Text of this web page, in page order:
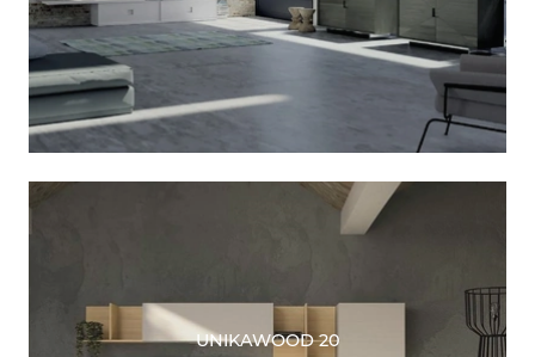
UNIKAWOOD 20